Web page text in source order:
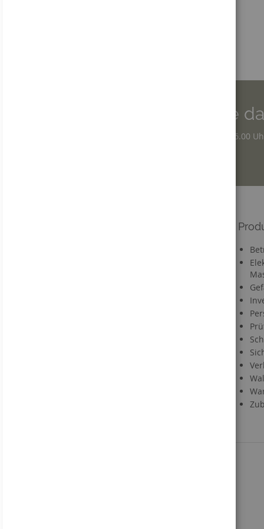
Wir sind für Sie
Montag - Donnerstag: 7.30 – 16.00